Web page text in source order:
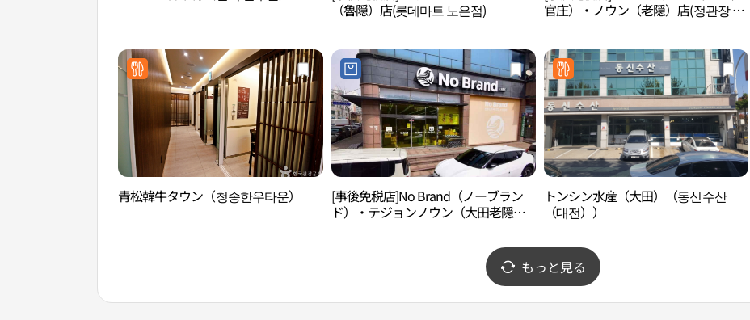
（魯隠）店(롯데마트 노은점)
官庄）・ノウン（老隠）店(정관장 노
青松韓牛タウン（청송한우타운）
[事後免税店]No Brand（ノーブラン
ド）・テジョンノウン（大田老隠）
トンシン水産（大田）（동신수산
（대전））
もっと見る